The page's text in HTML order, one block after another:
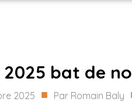
bat de
2025 ■ Par Romain Baly